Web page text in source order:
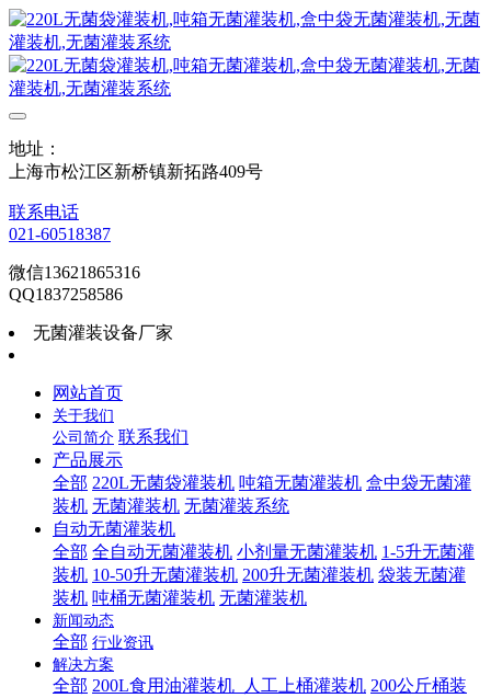
地址：
上海市松江区新桥镇新拓路409号
联系电话
021-60518387
微信13621865316
QQ1837258586
无菌灌装设备厂家
网站首页
关于我们
公司简介 联系我们
产品展示
全部 220L无菌袋灌装机 吨箱无菌灌装机 盒中袋无菌灌
装机 无菌灌装机 无菌灌装系统
自动无菌灌装机
全部 全自动无菌灌装机 小剂量无菌灌装机 1-5升无菌灌
装机 10-50升无菌灌装机 200升无菌灌装机 袋装无菌灌
装机 吨桶无菌灌装机 无菌灌装机
新闻动态
全部 行业资讯
解决方案
全部 200L食用油灌装机_人工上桶灌装机 200公斤桶装